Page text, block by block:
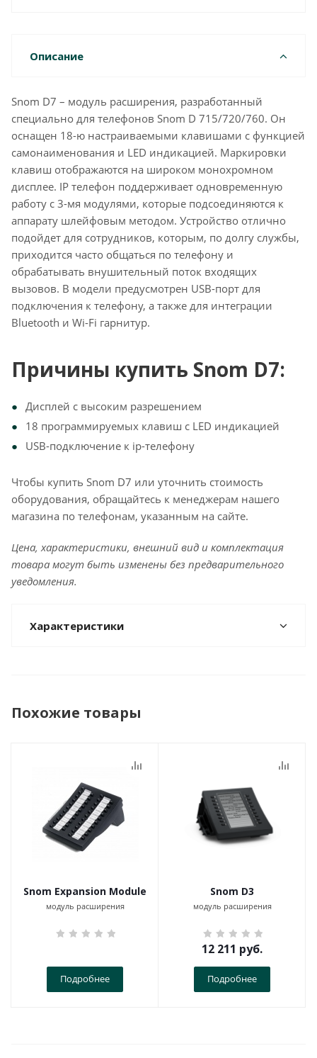
Описание
Snom D7 – модуль расширения, разработанный
специально для телефонов Snom D 715/720/760. Он
оснащен 18-ю настраиваемыми клавишами с функцией
самонаименования и LED индикацией. Маркировки
клавиш отображаются на широком монохромном
дисплее. IP телефон поддерживает одновременную
работу с 3-мя модулями, которые подсоединяются к
аппарату шлейфовым методом. Устройство отлично
подойдет для сотрудников, которым, по долгу службы,
приходится часто общаться по телефону и
обрабатывать внушительный поток входящих
вызовов. В модели предусмотрен USB-порт для
подключения к телефону, а также для интеграции
Bluetooth и Wi-Fi гарнитур.
Причины купить Snom D7:
Дисплей с высоким разрешением
18 программируемых клавиш с LED индикацией
USB-подключение к ip-телефону
Чтобы купить Snom D7 или уточнить стоимость
оборудования, обращайтесь к менеджерам нашего
магазина по телефонам, указанным на сайте.
Цена, характеристики, внешний вид и комплектация
товара могут быть изменены без предварительного
уведомления.
Характеристики
Похожие товары
Snom Expansion Module
модуль расширения
Подробнее
Snom D3
модуль расширения
12 211 руб.
Подробнее